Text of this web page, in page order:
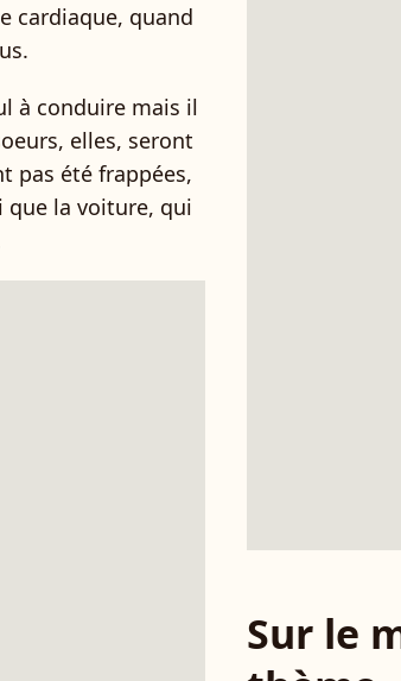
cardiaque, quand
à conduire mais il
elles, seront
pas été frappées,
que la voiture, qui
Sur le